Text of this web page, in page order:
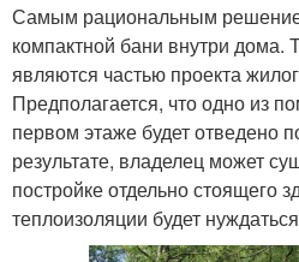
Самым рациональным
компактной бани внутри дома.
являются частью проекта
Предполагается, что одно из
первом этаже будет отведено
результате, владелец может
постройке отдельно стоящего
теплоизоляции будет